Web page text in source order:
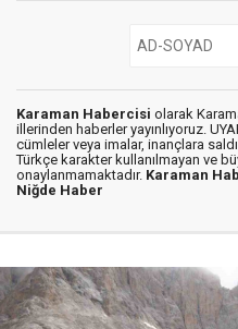
Karaman Habercisi olarak
illerinden haberler yayınlıyoruz.
cümleler veya imalar, inançlara
Türkçe karakter kullanılmayan ve
onaylanmamaktadır. Karaman
Niğde Haber